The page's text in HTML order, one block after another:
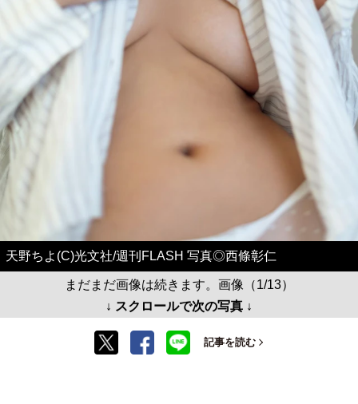
天野ちよ(C)光文社/週刊FLASH 写真◎西條彰仁
まだまだ画像は続きます。画像（1/13）
↓ スクロールで次の写真 ↓
記事を読む